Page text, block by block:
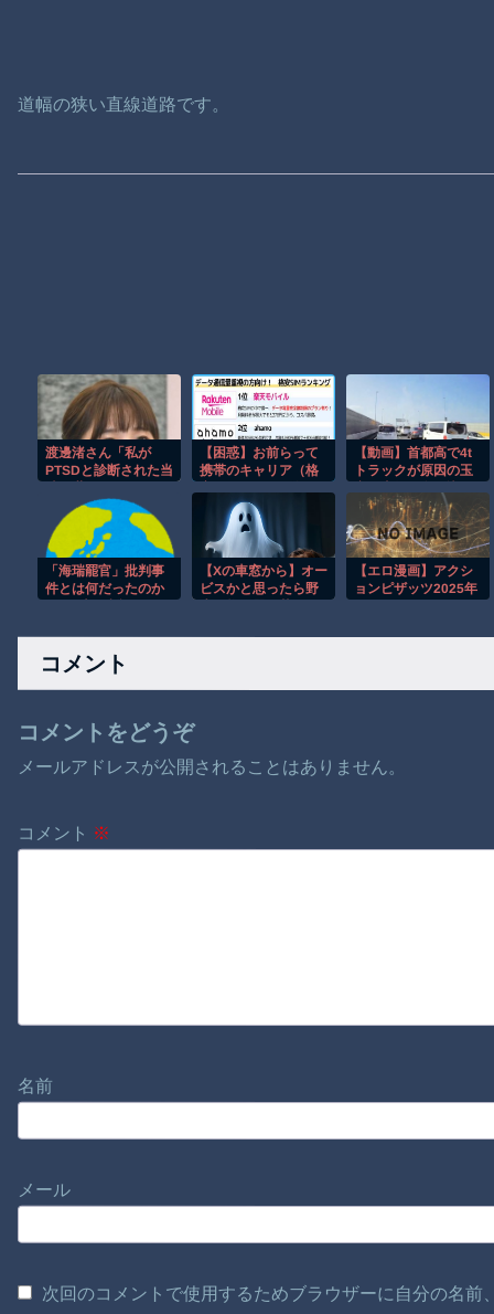
道幅の狭い直線道路です。
渡邊渚さん「私が
PTSDと診断された当
という言葉は浸透さ
れていませんでし
た」
【困惑】お前らって
携帯のキャリア（格
てるん？ｗｗｗｗｗ
ｗｗｗｗｗ
【動画】首都高で4t
トラックが原因の玉
れた軽バンの車載。
「海瑞罷官」批判事
件とは何だったのか
になったのか
【Xの車窓から】オー
ビスかと思ったら野
【エロ漫画】アクシ
ョンピザッツ2025年
コメント
コメントをどうぞ
メールアドレスが公開されることはありません。
コメント ※
名前
メール
次回のコメントで使用するためブラウザーに自分の名